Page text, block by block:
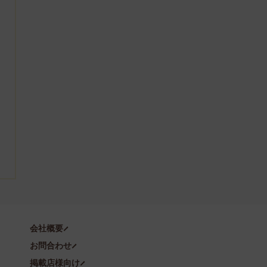
会社概要
お問合わせ
掲載店様向け